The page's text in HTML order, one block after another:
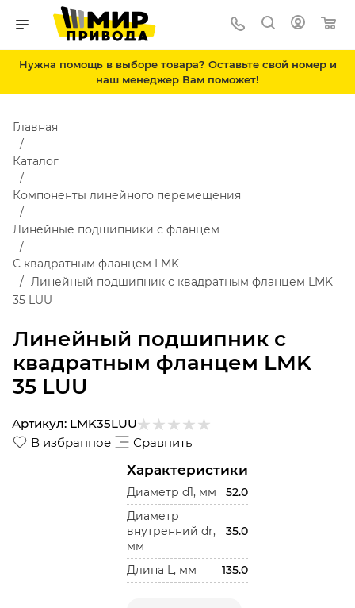
Нужна помощь в выборе товара? Оставьте свой номер и
наш менеджер Вам поможет!
Линейный подшипник с
квадратным фланцем LMK
35 LUU
Главная
Каталог
Компоненты линейного перемещения
Линейные подшипники с фланцем
С квадратным фланцем LMK
Линейный подшипник с квадратным фланцем LMK
35 LUU
В избранное Сравнить
Артикул: LMK35LUU
Характеристики
Диаметр d1, мм
52.0
Диаметр
внутренний dr,
мм
35.0
Длина L, мм 135.0